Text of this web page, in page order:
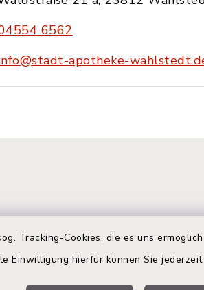
Tracking-Cookies, die es uns
Einwilligung hierfür können Sie
6562
apotheke-